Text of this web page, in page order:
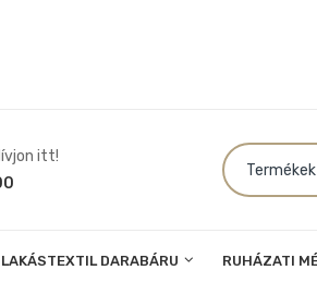
itt!
Termékek
LAKÁSTEXTIL DARABÁRU RUHÁZATI